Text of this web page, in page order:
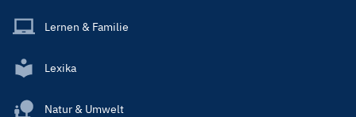
Lernen & Familie
Lexika
Natur & Umwelt